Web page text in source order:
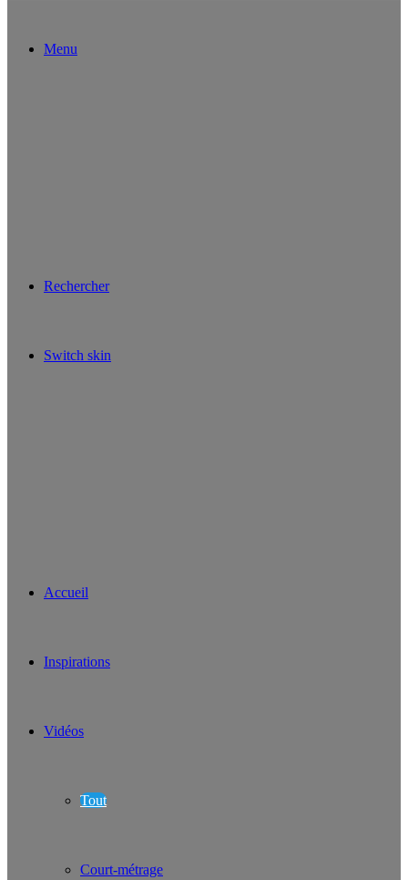
Menu
Rechercher
Switch skin
Accueil
Inspirations
Vidéos
Tout
Court-métrage